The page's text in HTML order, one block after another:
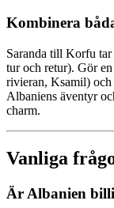
Kombinera
Saranda till Korfu
tur och retur). Gör
rivieran, Ksamil)
Albaniens äventyr
charm.
Vanliga
Är Albanien